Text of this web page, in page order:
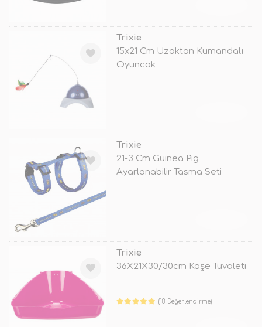
Trixie
15x21 Cm Uzaktan Kumandalı
Oyuncak
Trixie
21-3 Cm Guinea Pig
Ayarlanabilir Tasma Seti
Trixie
36X21X30/30cm Köşe Tuvaleti
(18 Değerlendirme)